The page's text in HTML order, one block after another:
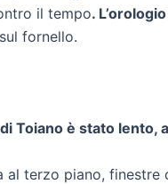
il tempo.
fornello.
Toiano è stato lento,
terzo piano,